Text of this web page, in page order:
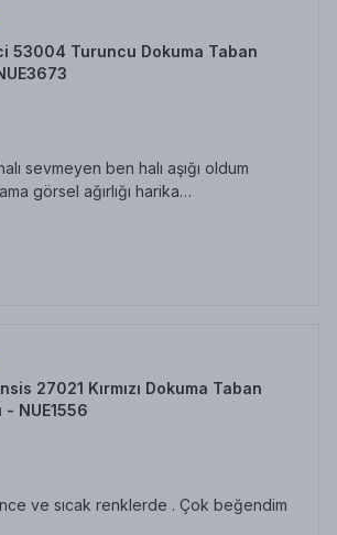
53004 Turuncu Dokuma Taban
sevmeyen ben halı aşığı oldum
görsel ağırlığı harika…
27021 Kırmızı Dokuma Taban
- NUE1556
ve sıcak renklerde . Çok beğendim